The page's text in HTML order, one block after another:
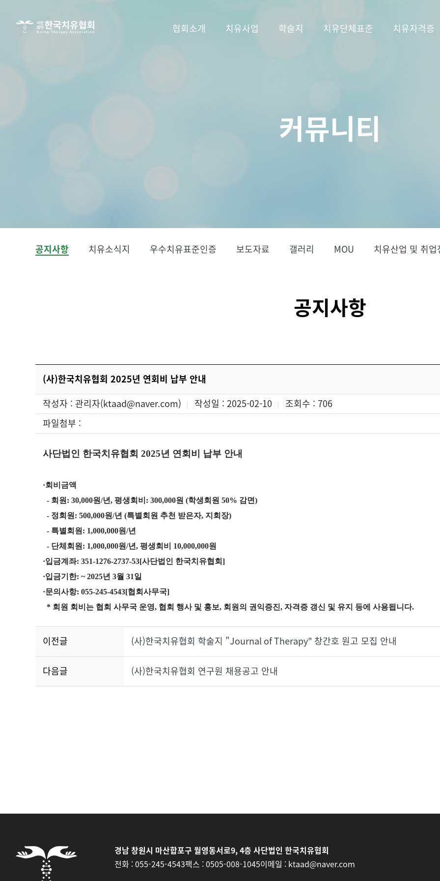
사단법인
협회소개 치유사업 학술지 치유단체표준 치유자격증
커뮤니티
공지사항 치유소식지 우수치유표준인증 보도자료 갤러리 MOU 치유산업 및 취업
공지사항
(사)한국치유협회 2025년 연회비 납부 안내
작성자 : 관리자(ktaad@naver.com) 작성일 : 2025-02-10 조회수 : 706
파일첨부 :
사단법인 한국치유협회 2025년 연회비 납부 안내
·회비금액
- 회원: 30,000원/년, 평생회비: 300,000원 (학생회원 50% 감면)
- 정회원: 500,000원/년 (특별회원 추천 받은자, 지회장)
- 특별회원: 1,000,000원/년
- 단체회원: 1,000,000원/년, 평생회비 10,000,000원
·입금계좌: 351-1276-2737-53[사단법인 한국치유협회]
·입금기한: ~ 2025년 3월 31일
·문의사항: 055-245-4543[협회사무국]
* 회원 회비는 협회 사무국 운영, 협회 행사 및 홍보, 회원의 권익증진, 자격증 갱신 및 유지 등에 사용됩니다.
이전글 (사)한국치유협회 학술지 "Journal of Therapy" 창간호 원고 모집 안내
다음글 (사)한국치유협회 연구원 채용공고 안내
경남 창원시 마산합포구 월영동서로9, 4층 사단법인 한국치유협회
전화 : 055-245-4543팩스 : 0505-008-1045이메일 : ktaad@naver.com